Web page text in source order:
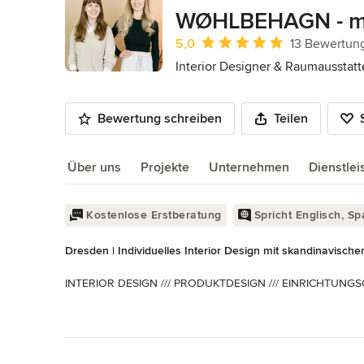
WØHLBEHAGN -
Durchschnittliche Bewertung: 5 von 5
5,0
13
Interior Designer &
Bewertung schreiben Teilen
Über uns Projekte Unternehmen
Über uns
Kostenlose Erstberatung Spricht Englisch,
Dresden | Individuelles Interior Design mit
INTERIOR DESIGN /// PRODUKTDESIGN ///